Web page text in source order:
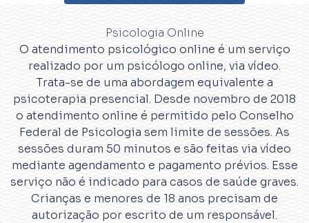
Psicologia Online
O atendimento psicológico online é um serviço
realizado por um psicólogo online, via vídeo.
Trata-se de uma abordagem equivalente a
psicoterapia presencial. Desde novembro de 2018
o atendimento online é permitido pelo Conselho
Federal de Psicologia sem limite de sessões. As
sessões duram 50 minutos e são feitas via vídeo
mediante agendamento e pagamento prévios. Esse
serviço não é indicado para casos de saúde graves.
Crianças e menores de 18 anos precisam de
autorização por escrito de um responsável.